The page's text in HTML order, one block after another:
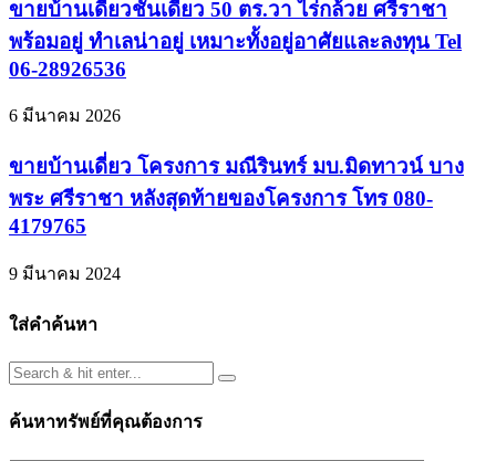
ขายบ้านเดี่ยวชั้นเดียว 50 ตร.วา ไร่กล้วย ศรีราชา
พร้อมอยู่ ทำเลน่าอยู่ เหมาะทั้งอยู่อาศัยและลงทุน Tel
06-28926536
6 มีนาคม 2026
ขายบ้านเดี่ยว โครงการ มณีรินทร์ มบ.มิดทาวน์ บาง
พระ ศรีราชา หลังสุดท้ายของโครงการ โทร 080-
4179765
9 มีนาคม 2024
ใส่คำค้นหา
ค้นหาทรัพย์ที่คุณต้องการ